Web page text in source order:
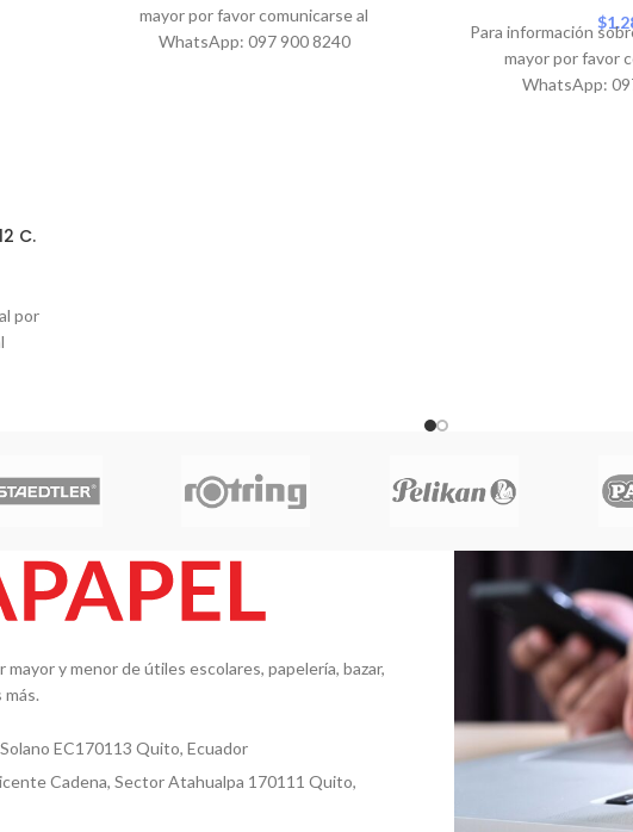
C.
por
mayor por favor comunicarse al
WhatsApp: 097 900 8240
$
Para información
mayor por favor
WhatsApp:
y menor de útiles escolares, papelería, bazar,
EC170113 Quito, Ecuador
Cadena, Sector Atahualpa 170111 Quito,